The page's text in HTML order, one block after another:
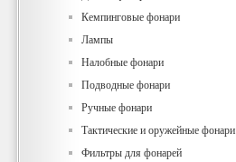
Кемпинговые фонари
Лампы
Налобные фонари
Подводные фонари
Ручные фонари
Тактические и оружейные фонари
Фильтры для фонарей